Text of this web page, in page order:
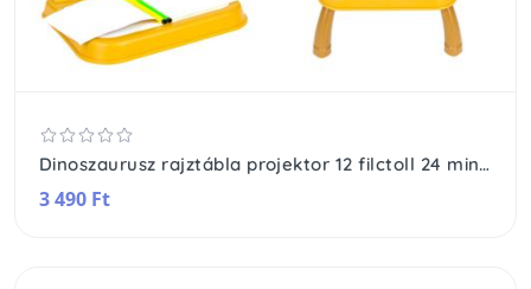
Dinoszaurusz rajztábla projektor 12 filctoll 24 minta
3 490 Ft